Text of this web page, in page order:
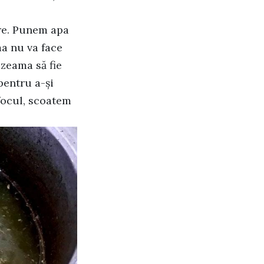
Punem apa
nu va face
să fie
a-și
scoatem